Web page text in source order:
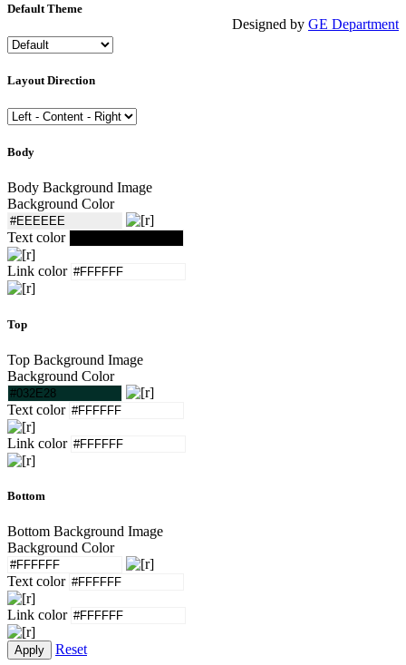
Designed by GE Department
Default Theme
Layout Direction
Body
Body Background Image
Background Color
Text color
Link color
Top
Top Background Image
Background Color
Text color
Link color
Bottom
Bottom Background Image
Background Color
Text color
Link color
Reset